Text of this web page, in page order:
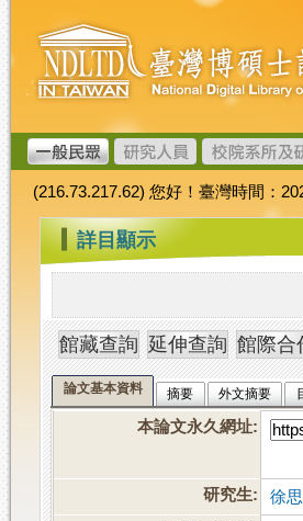
跳
到
主
要
內
容
臺
灣
博
碩
士
論
文
加
值
系
統
(216.73.217.62) 您好！臺灣時間：
::: 詳目顯示
論文基本資料 摘要 外文摘要
本論文永久網址:
研究生:
徐